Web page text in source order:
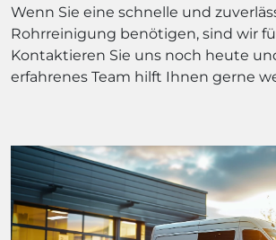
Wenn Sie eine schnelle und
Rohrreinigung benötigen, sind wir
Kontaktieren Sie uns noch heute
erfahrenes Team hilft Ihnen gerne